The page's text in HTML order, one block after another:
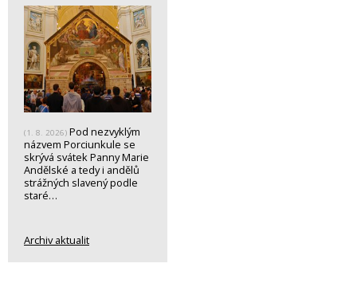
(1. 8. 2026) Pod nezvyklým
názvem Porciunkule se
skrývá svátek Panny Marie
Andělské a tedy i andělů
strážných slavený podle
staré…
Archiv aktualit